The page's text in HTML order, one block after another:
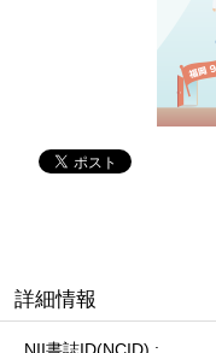
詳細情報